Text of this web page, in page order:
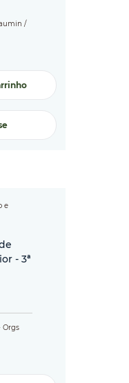
/
e
- 3ª
Orgs